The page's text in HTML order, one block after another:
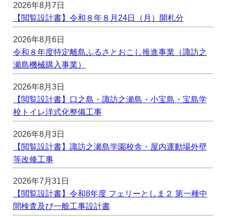
2026年8月7日
【閲覧設計書】令和８年８月24日（月）開札分
2026年8月6日
令和８年度特定離島ふるさとおこし推進事業（諏訪之
瀬島機械購入事業）
2026年8月3日
【閲覧設計書】口之島・諏訪之瀬島・小宝島・宝島学
校トイレ洋式化整備工事
2026年8月3日
【閲覧設計書】諏訪之瀬島学園校舎・屋内運動場外壁
等改修工事
2026年7月31日
【閲覧設計書】令和8年度 フェリーとしま２ 第一種中
間検査及び一般工事設計書